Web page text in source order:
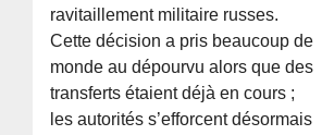
ravitaillement militaire russes.
Cette décision a pris beaucoup de
monde au dépourvu alors que des
transferts étaient déjà en cours ;
les autorités s’efforcent désormais